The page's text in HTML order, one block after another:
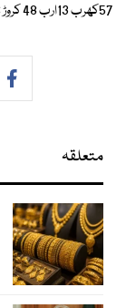
57کھرب 13ارب 48 کروڑ 6لاکھ 98ہزار992روپے ہوگیا۔
متعلقہ